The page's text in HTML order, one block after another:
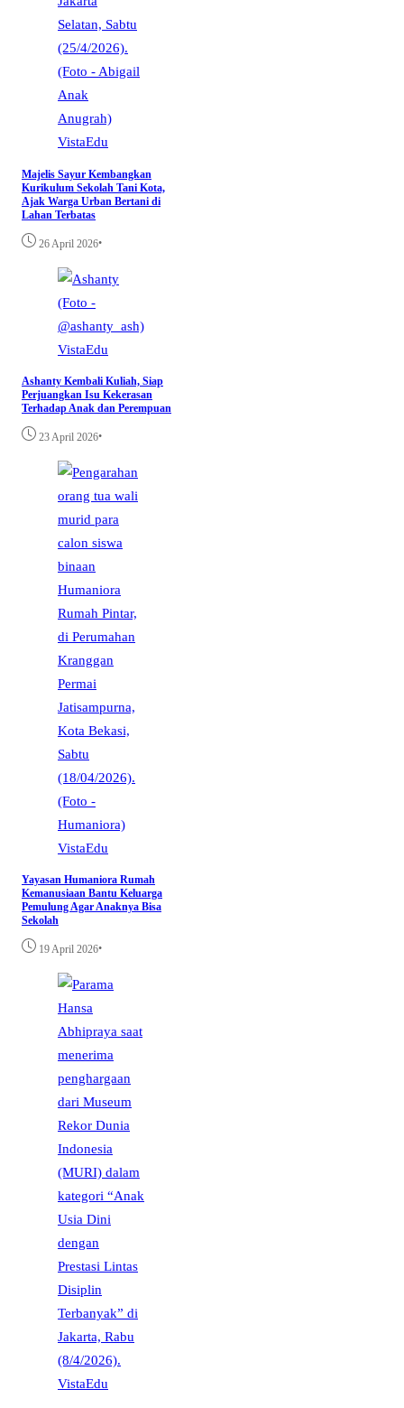
VistaEdu
Majelis Sayur Kembangkan
Kurikulum Sekolah Tani Kota,
Ajak Warga Urban Bertani di
Lahan Terbatas
26 April 2026•
VistaEdu
Ashanty Kembali Kuliah, Siap
Perjuangkan Isu Kekerasan
Terhadap Anak dan Perempuan
23 April 2026•
VistaEdu
Yayasan Humaniora Rumah
Kemanusiaan Bantu Keluarga
Pemulung Agar Anaknya Bisa
Sekolah
19 April 2026•
VistaEdu